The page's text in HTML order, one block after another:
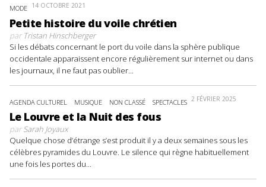
MODE 14 OCTOBRE 2021
Petite histoire du voile chrétien
parTristan Hinschberger
Si les débats concernant le port du voile dans la sphère publique
occidentale apparaissent encore régulièrement sur internet ou dans
les journaux, il ne faut pas oublier...
AGENDA CULTUREL MUSIQUE NON CLASSÉ SPECTACLES 2 FÉVRIER 2025
Le Louvre et la Nuit des fous
parSarah Joyaux
Quelque chose d’étrange s’est produit il y a deux semaines sous les
célèbres pyramides du Louvre. Le silence qui règne habituellement
une fois les portes du...